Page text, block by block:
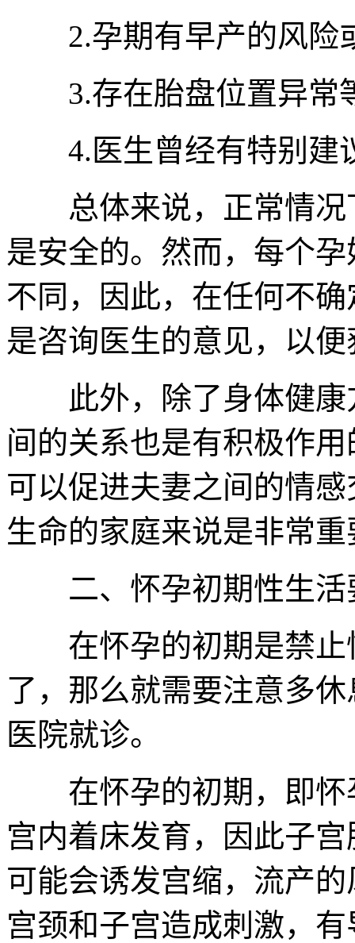
2.孕期有早产的风险
3.存在胎盘位置异常
4.医生曾经有特别建
总体来说，正常情况
是安全的。然而，每个
不同，因此，在任何不
是咨询医生的意见，以
此外，除了身体健康
间的关系也是有积极作
可以促进夫妻之间的情
生命的家庭来说是非常重
二、怀孕初期性生活
在怀孕的初期是禁止
了，那么就需要注意多
医院就诊。
在怀孕的初期，即怀
宫内着床发育，因此子
可能会诱发宫缩，流产
宫颈和子宫造成刺激，